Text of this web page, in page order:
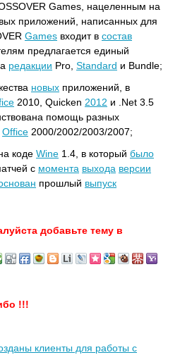
Games, нацеленным на
приложений, написанных для
Games входит в состав
предлагается единый
редакции Pro, Standard и Bundle;
новых приложений, в
2010, Quicken 2012 и .Net 3.5
помощь разных
Office 2000/2002/2003/2007;
коде Wine 1.4, в который было
с момента выхода версии
прошлый выпуск
добавьте тему в
!!!
клиенты для работы с